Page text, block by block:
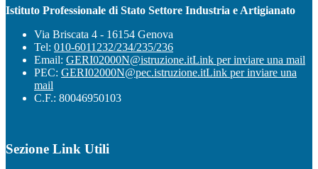
Istituto Professionale di Stato Settore Industria e Artigianato
Via Briscata 4 - 16154 Genova
Tel: 010-6011232/234/235/236
Email: GERI02000N@istruzione.itLink per inviare una mail
PEC: GERI02000N@pec.istruzione.itLink per inviare una
mail
C.F.: 80046950103
Sezione Link Utili